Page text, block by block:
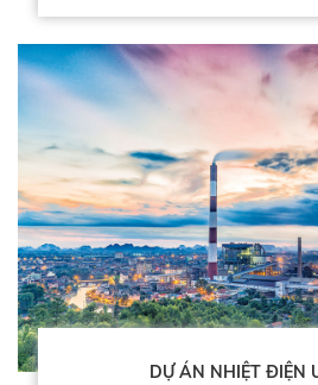
DỰ ÁN NHIỆT ĐIỆN